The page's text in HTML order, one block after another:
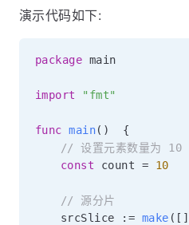
演示代码如下:
package main
import "fmt"
func main( )
{
// 设置元素数量为 10
const count = 10
// 源分片
	srcSlice
:= make ( [ ]